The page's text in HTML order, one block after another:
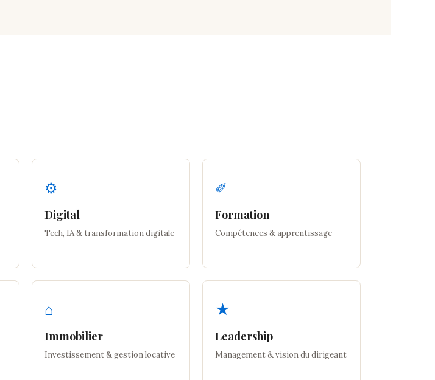
⚙
Digital
Tech, IA & transformation digitale
✐
Formation
Compétences & apprentissage
⌂
Immobilier
Investissement & gestion locative
★
Leadership
Management & vision du dirigeant